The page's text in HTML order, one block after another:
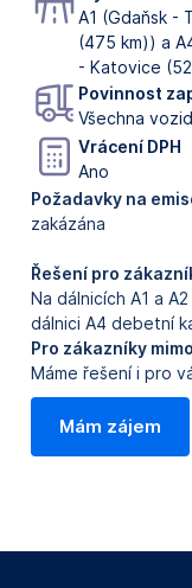
A1 (Gdaňsk -
(475 km)) a
- Katovice
Povinnost
Všechna
Vrácení DPH
Ano
Požadavky na
zakázána
Řešení pro
Na dálnicích A1 a
dálnici A4 debetní
Pro zákazníky
Máme řešení i pro
Mám zájem